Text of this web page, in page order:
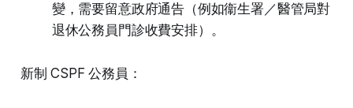
變，需要留意政府通告（例如衞生署／醫管局對
退休公務員門診收費安排）。
新制 CSPF 公務員：